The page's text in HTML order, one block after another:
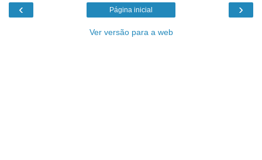
‹ ›
Página inicial
Ver versão para a web